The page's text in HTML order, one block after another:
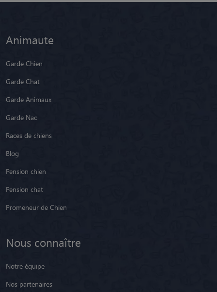
Animaute
Garde Chien
Garde Chat
Garde Animaux
Garde Nac
Races de chiens
Blog
Pension chien
Pension chat
Promeneur de Chien
Nous connaître
Notre équipe
Nos partenaires